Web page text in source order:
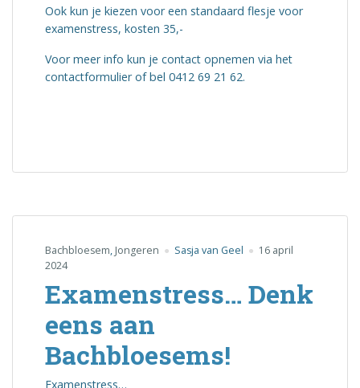
Ook kun je kiezen voor een standaard flesje voor
examenstress, kosten 35,-
Voor meer info kun je contact opnemen via het
contactformulier of bel 0412 69 21 62.
Bachbloesem, Jongeren Sasja van Geel
16 april
2024
Examenstress… Denk
eens aan
Bachbloesems!
Examenstress…